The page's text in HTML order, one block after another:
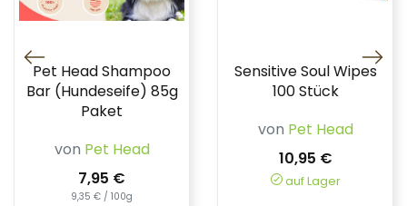
Pet Head Shampoo
Bar (Hundeseife) 85g
Paket
von Pet Head
7,95 €
9,35 € / 100g
Sensitive Soul Wipes
100 Stück
von Pet Head
10,95 €
auf Lager